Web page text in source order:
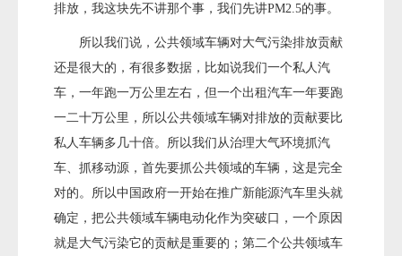
排放，我这块先不讲那个事，我们先讲PM2.5的事。
所以我们说，公共领域车辆对大气污染排放贡献
还是很大的，有很多数据，比如说我们一个私人汽
车，一年跑一万公里左右，但一个出租汽车一年要跑
一二十万公里，所以公共领域车辆对排放的贡献要比
私人车辆多几十倍。所以我们从治理大气环境抓汽
车、抓移动源，首先要抓公共领域的车辆，这是完全
对的。所以中国政府一开始在推广新能源汽车里头就
确定，把公共领域车辆电动化作为突破口，一个原因
就是大气污染它的贡献是重要的；第二个公共领域车